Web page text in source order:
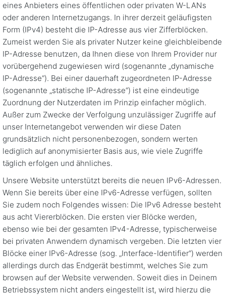
eines Anbieters eines öffentlichen oder privaten W-LANs
oder anderen Internetzugangs. In ihrer derzeit geläufigsten
Form (IPv4) besteht die IP-Adresse aus vier Zifferblöcken.
Zumeist werden Sie als privater Nutzer keine gleichbleibende
IP-Adresse benutzen, da Ihnen diese von Ihrem Provider nur
vorübergehend zugewiesen wird (sogenannte „dynamische
IP-Adresse“). Bei einer dauerhaft zugeordneten IP-Adresse
(sogenannte „statische IP-Adresse“) ist eine eindeutige
Zuordnung der Nutzerdaten im Prinzip einfacher möglich.
Außer zum Zwecke der Verfolgung unzulässiger Zugriffe auf
unser Internetangebot verwenden wir diese Daten
grundsätzlich nicht personenbezogen, sondern werten
lediglich auf anonymisierter Basis aus, wie viele Zugriffe
täglich erfolgen und ähnliches.
Unsere Website unterstützt bereits die neuen IPv6-Adressen.
Wenn Sie bereits über eine IPv6-Adresse verfügen, sollten
Sie zudem noch Folgendes wissen: Die IPv6 Adresse besteht
aus acht Viererblöcken. Die ersten vier Blöcke werden,
ebenso wie bei der gesamten IPv4-Adresse, typischerweise
bei privaten Anwendern dynamisch vergeben. Die letzten vier
Blöcke einer IPv6-Adresse (sog. „Interface-Identifier“) werden
allerdings durch das Endgerät bestimmt, welches Sie zum
browsen auf der Website verwenden. Soweit dies in Deinem
Betriebssystem nicht anders eingestellt ist, wird hierzu die